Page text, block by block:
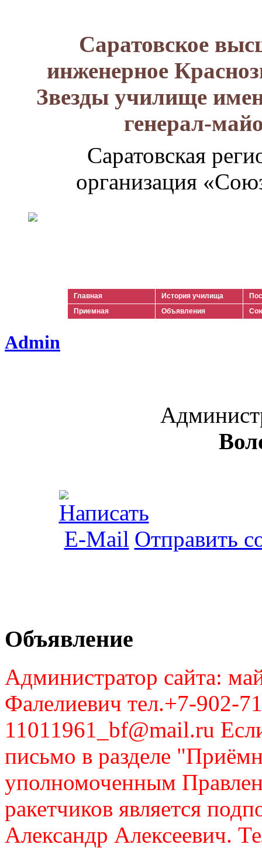
Саратовское
инженерное
Звезды училище
генерал-
Саратовская
организация
Главная История училища
Приемная
Объявления
Admin
Отправить
Объявление
Администратор сайта:
Фалелиевич тел.+7-902-
11011961_bf@mail.ru
письмо в разделе
уполномоченным
ракетчиков является
Александр Алексеевич.